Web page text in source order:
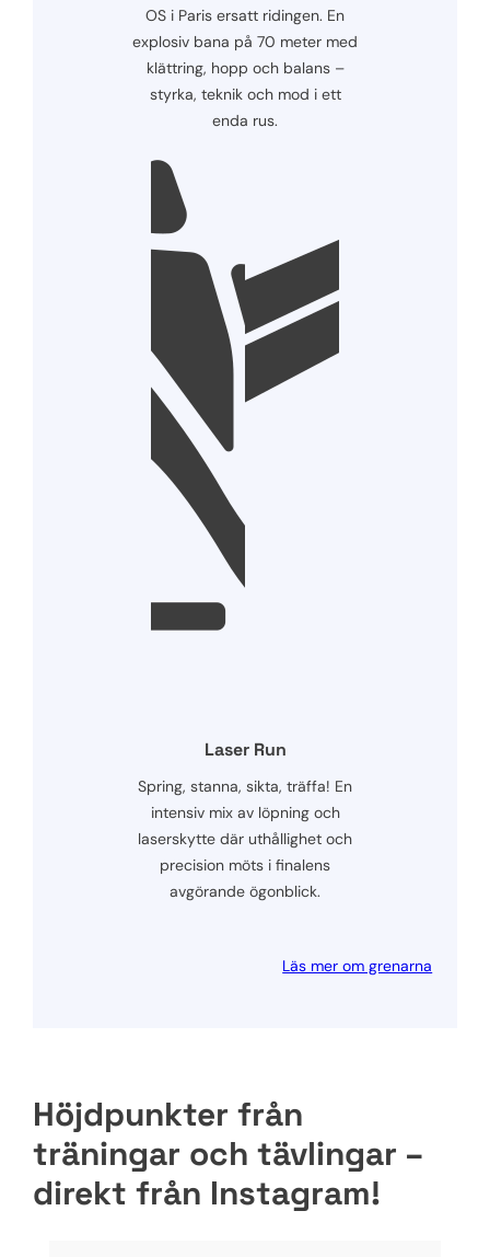
OS i Paris ersatt ridingen. En
explosiv bana på 70 meter med
klättring, hopp och balans –
styrka, teknik och mod i ett
enda rus.
Laser Run
Spring, stanna, sikta, träffa! En
intensiv mix av löpning och
laserskytte där uthållighet och
precision möts i finalens
avgörande ögonblick.
Läs mer om grenarna
Höjdpunkter från
träningar och tävlingar –
direkt från Instagram!